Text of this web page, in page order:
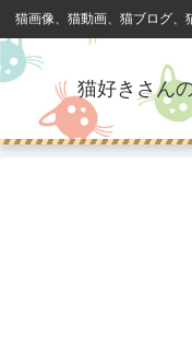
猫画像、猫動画、猫ブログ、
猫好きさん